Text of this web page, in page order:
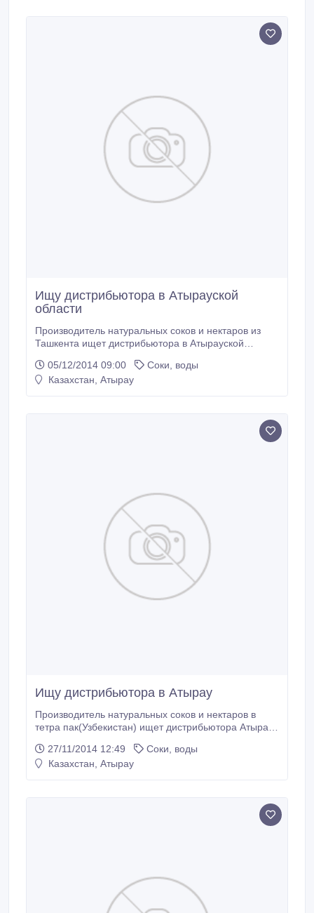
Ищу дистрибьютора в Атырауской
области
Производитель натуральных соков и нектаров из
Ташкента ищет дистрибьютора в Атырауской
качеством фруктов и овощей созревающих в
Узбекистане. Маржинальность 25%. В нашей
05/12/2014 09:00
Соки, воды
Казахстан, Атырау
Ищу дистрибьютора в Атырау
Производитель натуральных соков и нектаров в
тетра пак(Узбекистан) ищет дистрибьютора Атырау.
вкусные, качественные и действительно
натуральные фрукты. Поэтому качество нашей
продажи в этих регионах подтверждают мои слова.
27/11/2014 12:49
Соки, воды
Казахстан, Атырау